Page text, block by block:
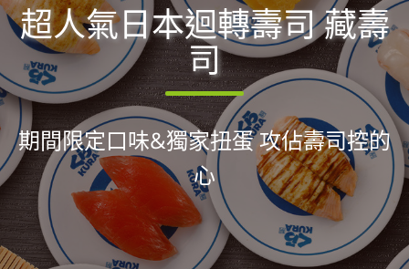
超人氣日本迴轉壽司 藏壽
司
期間限定口味&獨家扭蛋 攻佔壽司控的
心